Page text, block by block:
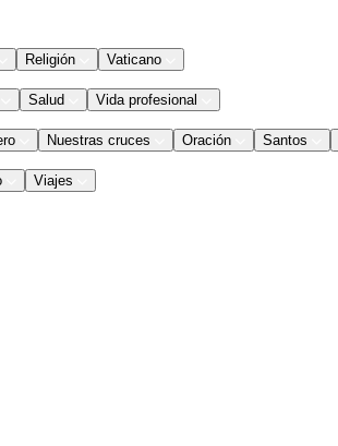
Religión Vaticano
Salud Vida profesional
Nuestras cruces Oración Santos
Viajes